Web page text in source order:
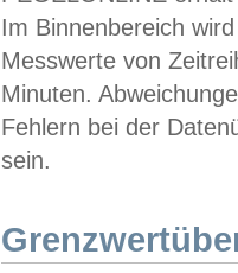
Im Binnenbereich
Messwerte von
Minuten.
Fehlern bei der
sein.